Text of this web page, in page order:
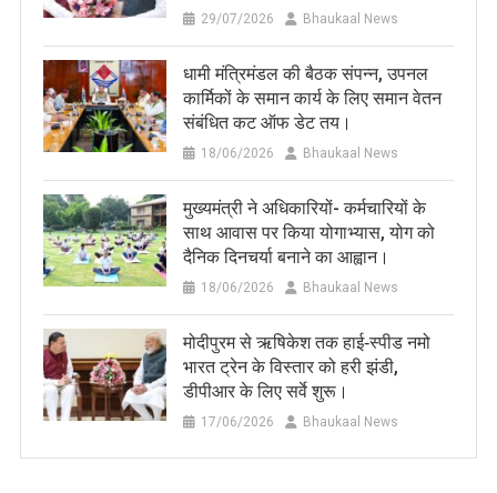
29/07/2026 Bhaukaal News
धामी मंत्रिमंडल की बैठक संपन्न, उपनल
कार्मिकों के समान कार्य के लिए समान वेतन
संबंधित कट ऑफ डेट तय।
18/06/2026 Bhaukaal News
मुख्यमंत्री ने अधिकारियों- कर्मचारियों के
साथ आवास पर किया योगाभ्यास, योग को
दैनिक दिनचर्या बनाने का आह्वान।
18/06/2026 Bhaukaal News
मोदीपुरम से ऋषिकेश तक हाई‑स्पीड नमो
भारत ट्रेन के विस्तार को हरी झंडी,
डीपीआर के लिए सर्वे शुरू।
17/06/2026 Bhaukaal News